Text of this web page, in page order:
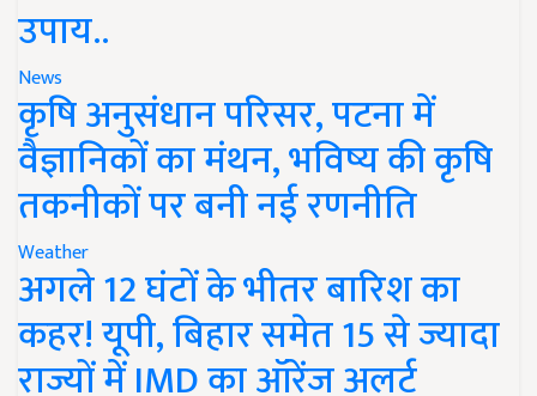
उपाय..
News
कृषि अनुसंधान परिसर, पटना में
वैज्ञानिकों का मंथन, भविष्य की कृषि
तकनीकों पर बनी नई रणनीति
Weather
अगले 12 घंटों के भीतर बारिश का
कहर! यूपी, बिहार समेत 15 से ज्यादा
राज्यों में IMD का ऑरेंज अलर्ट